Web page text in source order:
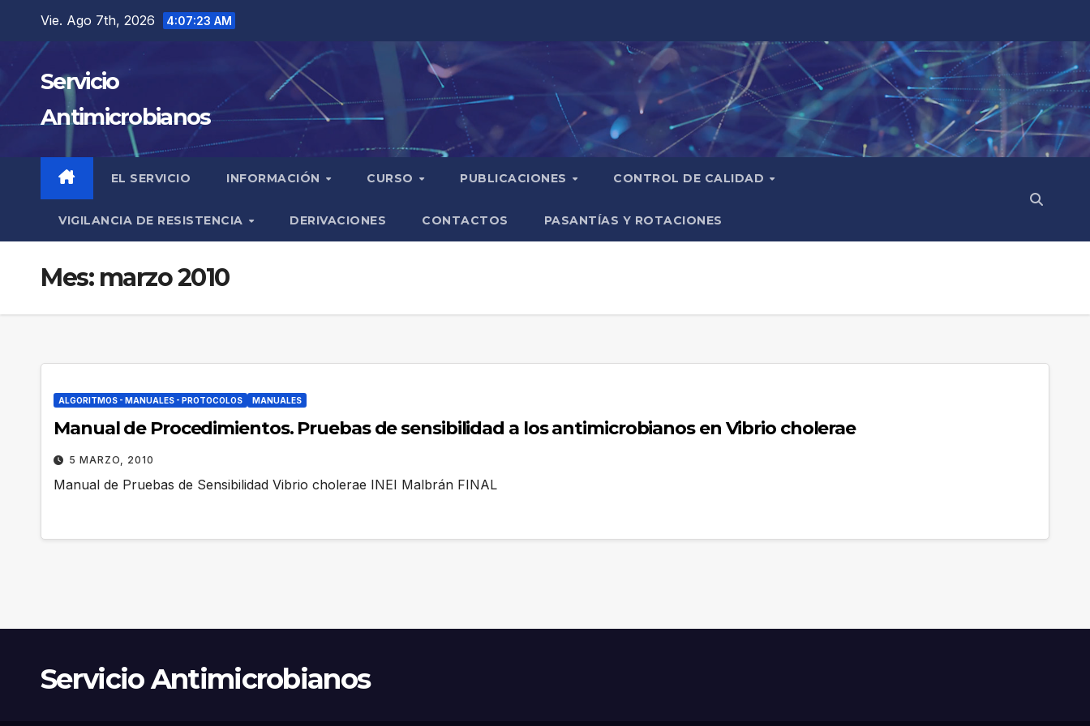
contenido
Vie. Ago 7th, 2026 4:07:23 AM
Servicio
Antimicrobianos
EL SERVICIO INFORMACIÓN CURSO PUBLICACIONES CONTROL DE CALIDAD
VIGILANCIA DE RESISTENCIA DERIVACIONES CONTACTOS PASANTÍAS Y ROTACIONES
Mes: marzo 2010
ALGORITMOS - MANUALES - PROTOCOLOS MANUALES
Manual de Procedimientos. Pruebas de sensibilidad a los antimicrobianos en Vibrio cholerae
5 MARZO, 2010
Manual de Pruebas de Sensibilidad Vibrio cholerae INEI Malbrán FINAL
Servicio Antimicrobianos